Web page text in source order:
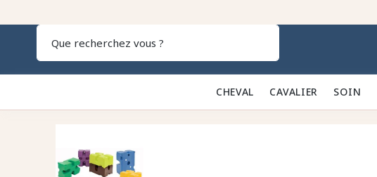
CHEVAL 🐎 CAVALIER 👕 SOIN 🪮